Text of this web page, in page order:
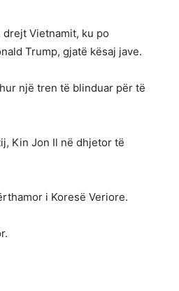
Vietnamit, ku po
Trump, gjatë kësaj jave.
një tren të blinduar për të
Kin Jon Il në dhjetor të
i Koresë Veriore.